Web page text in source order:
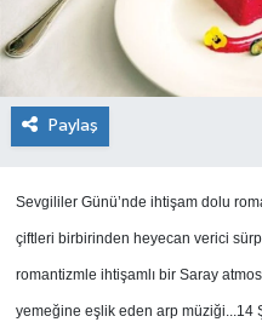
Paylaş
Sevgililer Günü’nde ihtişam dolu
çiftleri birbirinden heyecan verici
romantizmle ihtişamlı bir Saray
yemeğine eşlik eden arp müziği...14
ÜLKE
YAŞAM